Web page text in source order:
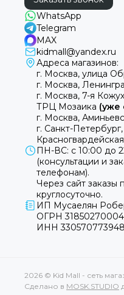
WhatsApp
Telegram
MAX
kidmall@yandex.ru
Адреса магазинов:
г. Москва, улица
г. Москва,
г. Москва, 7-я
ТРЦ Мозаика (уже
г. Москва,
г. Санкт-Петербург,
ПН-ВС: с 10:00 до
(консультации и
телефонам).
Через сайт заказы
круглосуточно.
ИП Мусаелян
ОГРН
ИНН 330570773948
2026 © Kid Mall - сеть
Сделано в MOSK.STUDIO